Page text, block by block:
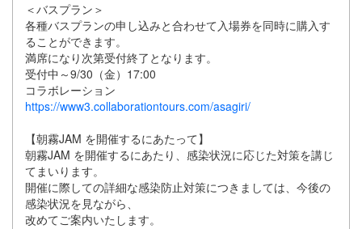
＜バスプラン＞
各種バスプランの申し込みと合わせて入場券を同時に購入す
ることができます。
満席になり次第受付終了となります。
受付中～9/30（金）17:00
コラボレーション
https://www3.collaborationtours.com/asagiri/
【朝霧JAM を開催するにあたって】
朝霧JAM を開催するにあたり、感染状況に応じた対策を講じ
てまいります。
開催に際しての詳細な感染防止対策につきましては、今後の
感染状況を見ながら、
改めてご案内いたします。